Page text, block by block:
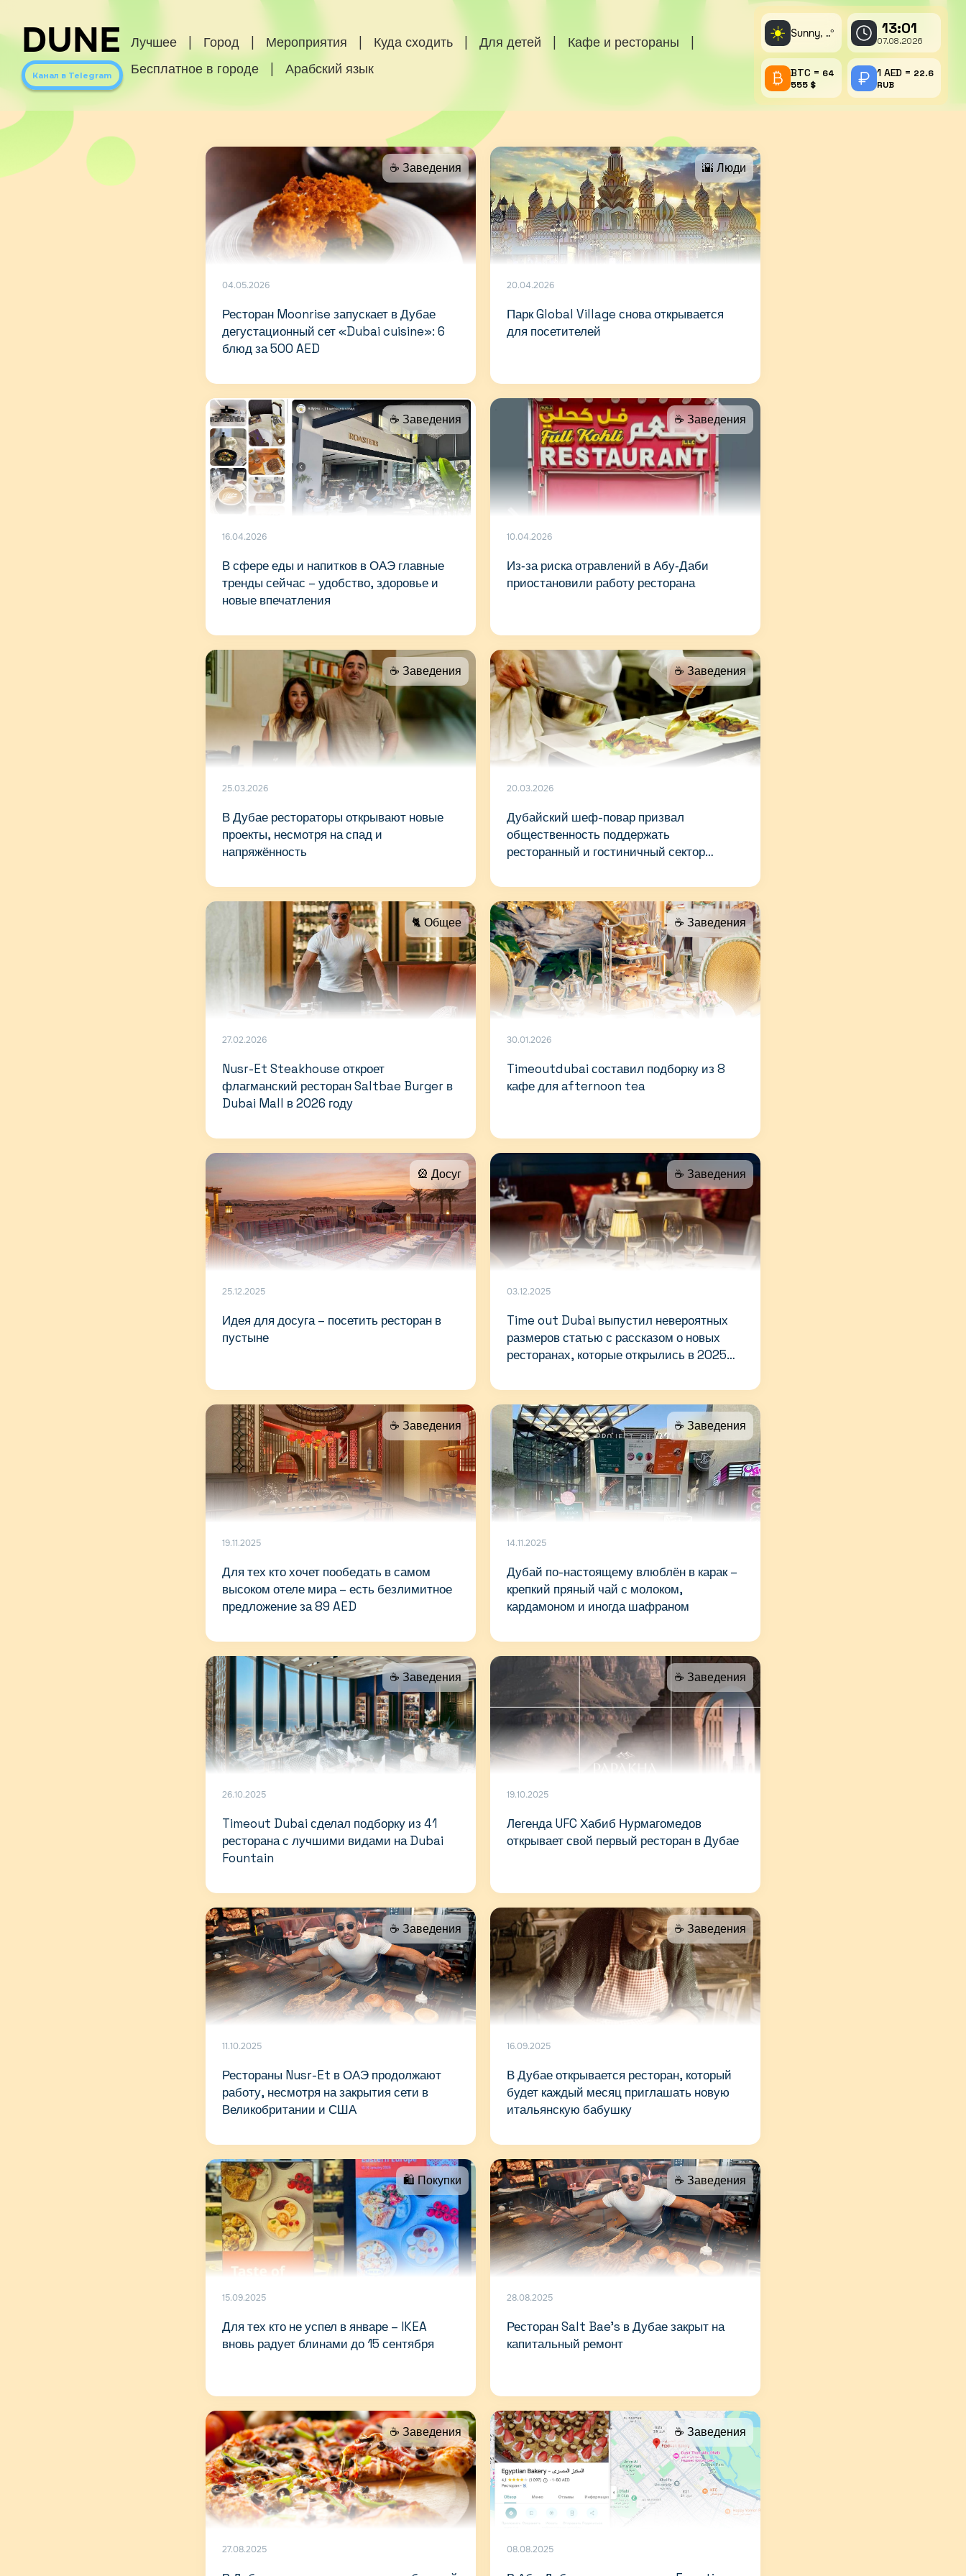
DUNE
Канал в Telegram
Лучшее Город Мероприятия Куда сходить Для детей Кафе и рестораны
Бесплатное в городе
Арабский язык
☀️ Sunny, ..° 13:01
07.08.2026
BTC = 64
555 $
1 AED = 22.6
RUB
☕️ Заведения
04.05.2026
Ресторан Moonrise запускает в Дубае
дегустационный сет «Dubai cuisine»: 6
блюд за 500 AED
🌇 Люди
20.04.2026
Парк Global Village снова открывается
для посетителей
☕️ Заведения
16.04.2026
В сфере еды и напитков в ОАЭ главные
тренды сейчас – удобство, здоровье и
новые впечатления
☕️ Заведения
10.04.2026
Из‑за риска отравлений в Абу‑Даби
приостановили работу ресторана
☕️ Заведения
25.03.2026
В Дубае рестораторы открывают новые
проекты, несмотря на спад и
напряжённость
☕️ Заведения
20.03.2026
Дубайский шеф-повар призвал
общественность поддержать
ресторанный и гостиничный сектор
🐈 Общее
27.02.2026
Nusr-Et Steakhouse откроет
флагманский ресторан Saltbae Burger в
Dubai Mall в 2026 году
☕️ Заведения
30.01.2026
Timeoutdubai составил подборку из 8
кафе для afternoon tea
🎡 Досуг
25.12.2025
Идея для досуга – посетить ресторан в
пустыне
☕️ Заведения
03.12.2025
Time out Dubai выпустил невероятных
размеров статью с рассказом о новых
ресторанах, которые открылись в 2025
☕️ Заведения
19.11.2025
Для тех кто хочет пообедать в самом
высоком отеле мира – есть безлимитное
предложение за 89 AED
☕️ Заведения
14.11.2025
Дубай по-настоящему влюблён в карак –
крепкий пряный чай с молоком,
кардамоном и иногда шафраном
☕️ Заведения
26.10.2025
Timeout Dubai сделал подборку из 41
ресторана с лучшими видами на Dubai
Fountain
☕️ Заведения
19.10.2025
Легенда UFC Хабиб Нурмагомедов
открывает свой первый ресторан в Дубае
☕️ Заведения
11.10.2025
Рестораны Nusr-Et в ОАЭ продолжают
работу, несмотря на закрытия сети в
Великобритании и США
☕️ Заведения
16.09.2025
В Дубае открывается ресторан, который
будет каждый месяц приглашать новую
итальянскую бабушку
🛍 Покупки
15.09.2025
Для тех кто не успел в январе – IKEA
вновь радует блинами до 15 сентября
☕️ Заведения
28.08.2025
Ресторан Salt Bae’s в Дубае закрыт на
капитальный ремонт
☕️ Заведения
27.08.2025
☕️ Заведения
08.08.2025